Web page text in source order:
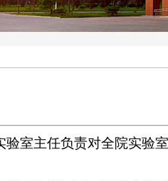
室主任负责对全院实验